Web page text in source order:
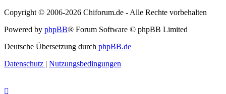
Copyright © 2006-2026 Chiforum.de - Alle Rechte vorbehalten
Powered by phpBB® Forum Software © phpBB Limited
Deutsche Übersetzung durch phpBB.de
Datenschutz | Nutzungsbedingungen